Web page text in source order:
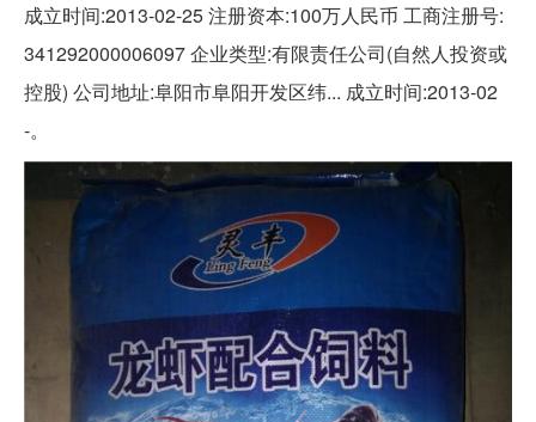
成立时间:2013-02-25 注册资本:100万人民币 工商注册号:
341292000006097 企业类型:有限责任公司(自然人投资或
控股) 公司地址:阜阳市阜阳开发区纬... 成立时间:2013-02
-。